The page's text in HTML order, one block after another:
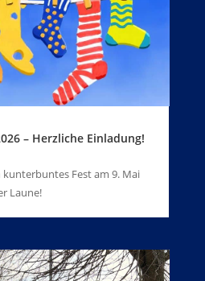
– Herzliche Einladung!
Fest am 9. Mai
Laune!